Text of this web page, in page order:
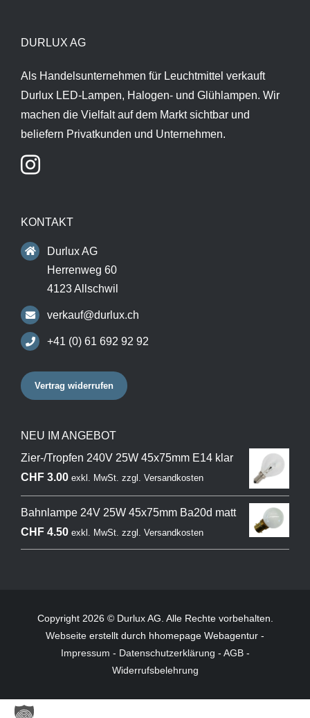
DURLUX AG
Als Handelsunternehmen für Leuchtmittel verkauft
Durlux LED-Lampen, Halogen- und Glühlampen. Wir
machen die Vielfalt auf dem Markt sichtbar und
beliefern Privatkunden und Unternehmen.
KONTAKT
Durlux AG
Herrenweg 60
4123 Allschwil
verkauf@durlux.ch
+41 (0) 61 692 92 92
Vertrag widerrufen
NEU IM ANGEBOT
Zier-/Tropfen 240V 25W 45x75mm E14 klar
CHF3.00 exkl. MwSt. zzgl. Versandkosten
Bahnlampe 24V 25W 45x75mm Ba20d matt
CHF4.50 exkl. MwSt. zzgl. Versandkosten
Copyright 2026 © Durlux AG. Alle Rechte vorbehalten.
Webseite erstellt durch hhomepage Webagentur -
Impressum - Datenschutzerklärung - AGB-
Widerrufsbelehrung